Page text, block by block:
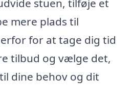
stuen, tilføje et
mere plads til
for at tage dig tid
tilbud og vælge det,
dine behov og dit